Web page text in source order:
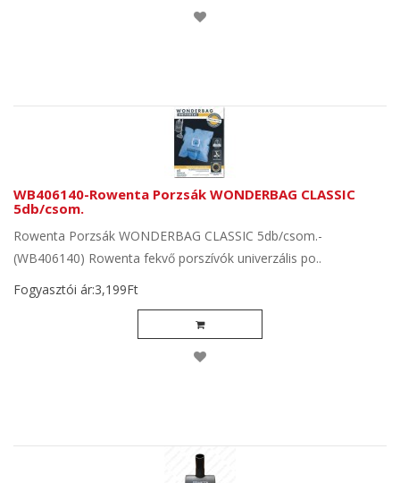
WB406140-Rowenta Porzsák WONDERBAG CLASSIC
5db/csom.
Rowenta Porzsák WONDERBAG CLASSIC 5db/csom.-
(WB406140) Rowenta fekvő porszívók univerzális po..
Fogyasztói ár:3,199Ft